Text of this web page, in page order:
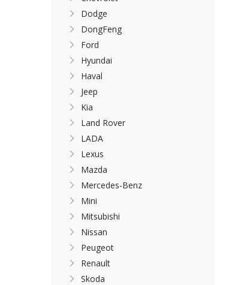
Dodge
DongFeng
Ford
Hyundai
Haval
Jeep
Kia
Land Rover
LADA
Lexus
Mazda
Mercedes-Benz
Mini
Mitsubishi
Nissan
Peugeot
Renault
Skoda